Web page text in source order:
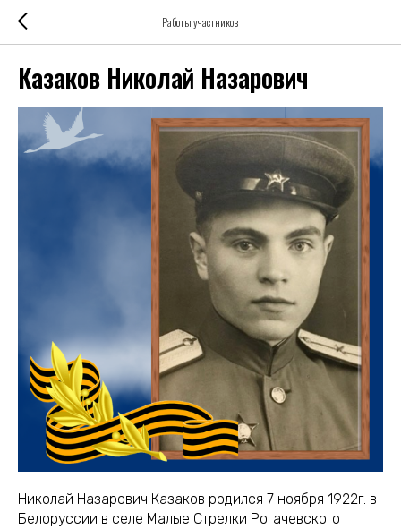
Работы участников
Казаков Николай Назарович
Николай Назарович Казаков родился 7 ноября 1922г. в
Белоруссии в селе Малые Стрелки Рогачевского